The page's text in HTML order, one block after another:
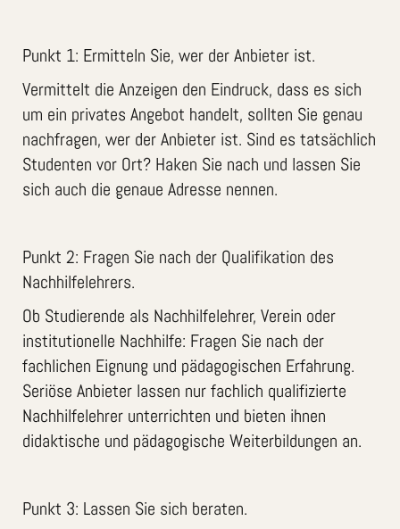
Punkt 1: Ermitteln Sie, wer der Anbieter ist.
Vermittelt die Anzeigen den Eindruck, dass es sich
um ein privates Angebot handelt, sollten Sie genau
nachfragen, wer der Anbieter ist. Sind es tatsächlich
Studenten vor Ort? Haken Sie nach und lassen Sie
sich auch die genaue Adresse nennen.
Punkt 2: Fragen Sie nach der Qualifikation des
Nachhilfelehrers.
Ob Studierende als Nachhilfelehrer, Verein oder
institutionelle Nachhilfe: Fragen Sie nach der
fachlichen Eignung und pädagogischen Erfahrung.
Seriöse Anbieter lassen nur fachlich qualifizierte
Nachhilfelehrer unterrichten und bieten ihnen
didaktische und pädagogische Weiterbildungen an.
Punkt 3: Lassen Sie sich beraten.